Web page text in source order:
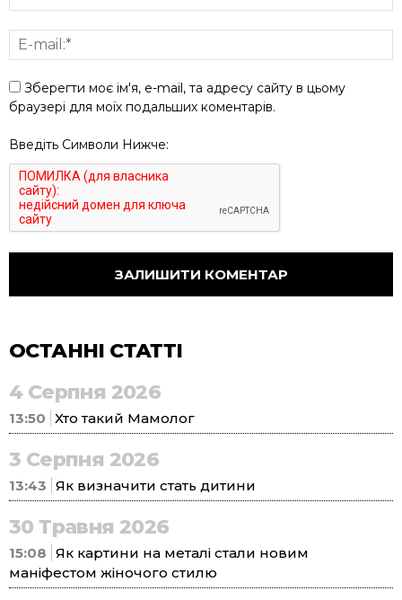
Зберегти моє ім'я, e-mail, та адресу сайту в цьому
браузері для моїх подальших коментарів.
Введіть Символи Нижче:
ОСТАННІ СТАТТІ
4 Серпня 2026
13:50 Хто такий Мамолог
3 Серпня 2026
13:43 Як визначити стать дитини
30 Травня 2026
15:08 Як картини на металі стали новим
маніфестом жіночого стилю